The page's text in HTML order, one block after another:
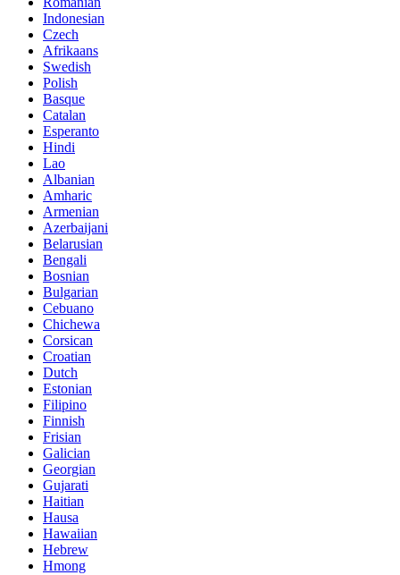
Indonesian
Czech
Afrikaans
Swedish
Polish
Basque
Catalan
Esperanto
Hindi
Lao
Albanian
Amharic
Armenian
Azerbaijani
Belarusian
Bengali
Bosnian
Bulgarian
Cebuano
Chichewa
Corsican
Croatian
Dutch
Estonian
Filipino
Finnish
Frisian
Galician
Georgian
Gujarati
Haitian
Hausa
Hawaiian
Hebrew
Hmong